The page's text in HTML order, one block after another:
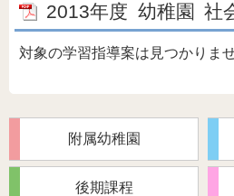
2013年度 幼稚園 社
対象の学習指導案は見つかりま
附属幼稚園
後期課程